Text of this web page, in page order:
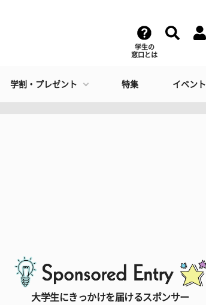
学生の
窓口とは
学割・プレゼント 特集 イベント
大学生にきっかけを届けるスポンサー